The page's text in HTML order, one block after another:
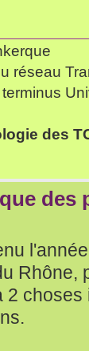
réseau
des
des
Rhône,
2